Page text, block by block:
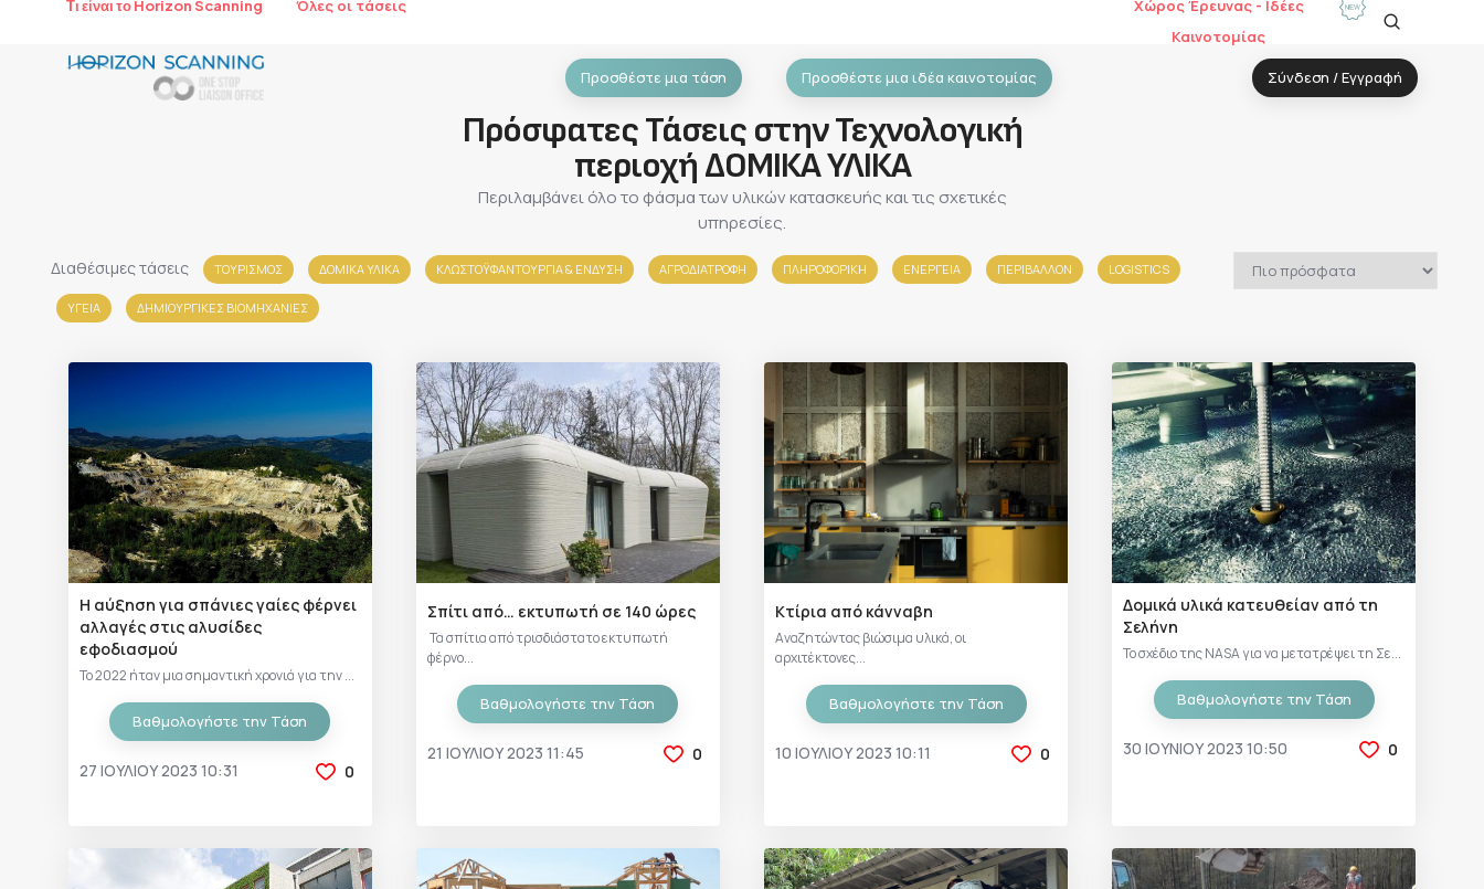
Τι είναι το Horizon Scanning Όλες οι τάσεις
Χώρος Έρευνας - Ιδέες
Καινοτομίας
Προσθέστε μια τάση Προσθέστε μια ιδέα καινοτομίας Σύνδεση / Εγγραφή
Πρόσφατες Τάσεις στην Τεχνολογική
περιοχή ΔΟΜΙΚΑ ΥΛΙΚΑ
Περιλαμβάνει όλο το φάσμα των υλικών κατασκευής και τις σχετικές
υπηρεσίες.
Διαθέσιμες τάσεις ΤΟΥΡΙΣΜΟΣ ΔΟΜΙΚΑ ΥΛΙΚΑ ΚΛΩΣΤΟΫΦΑΝΤΟΥΡΓΙΑ & ΈΝΔΥΣΗ ΑΓΡΟΔΙΑΤΡΟΦΗ ΠΛΗΡΟΦΟΡΙΚΗ ΕΝΕΡΓΕΙΑ ΠΕΡΙΒΑΛΛΟΝ LOGISTICS
ΥΓΕΙΑ ΔΗΜΙΟΥΡΓΙΚΕΣ ΒΙΟΜΗΧΑΝΙΕΣ
Η αύξηση για σπάνιες γαίες φέρνει
αλλαγές στις αλυσίδες
εφοδιασμού
Το 2022 ήταν μια σημαντική χρονιά για την ...
Βαθμολογήστε την Τάση
27 ΙΟΥΛΊΟΥ 2023 10:31 0
Σπίτι από… εκτυπωτή σε 140 ώρες
Τα σπίτια από τρισδιάστατο εκτυπωτή
φέρνο...
Βαθμολογήστε την Τάση
21 ΙΟΥΛΊΟΥ 2023 11:45 0
Κτίρια από κάνναβη
Αναζητώντας βιώσιμα υλικά, οι
αρχιτέκτονες...
Βαθμολογήστε την Τάση
10 ΙΟΥΛΊΟΥ 2023 10:11 0
Δομικά υλικά κατευθείαν από τη
Σελήνη
Το σχέδιο της NASA για να μετατρέψει τη Σε...
Βαθμολογήστε την Τάση
30 ΙΟΥΝΊΟΥ 2023 10:50 0